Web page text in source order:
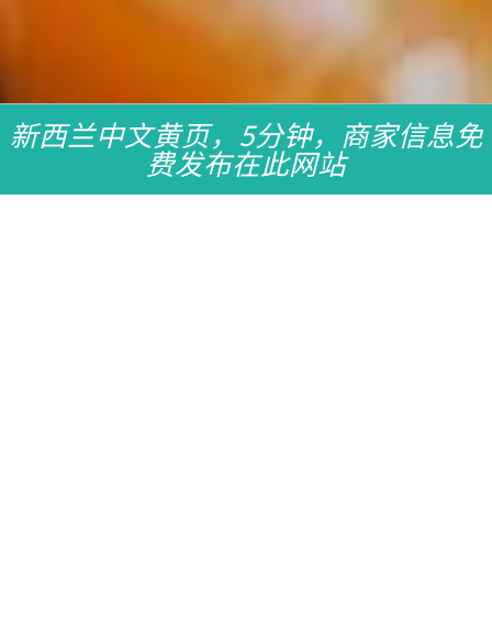
新西兰中文黄页，5分钟，商家信息免
费发布在此网站